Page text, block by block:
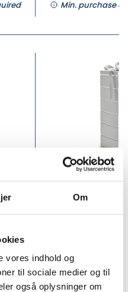
Om
vores indhold og
til sociale medier og til
også oplysninger om
Min. purchase of
PK-1560-2506
6-lag